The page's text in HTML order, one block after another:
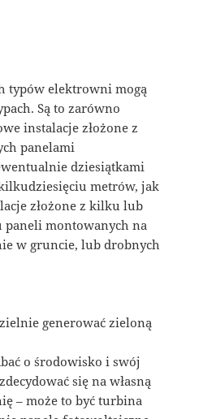
typów elektrowni mogą
Są to zarówno
instalacje złożone z
panelami
dziesiątkami
metrów, jak
złożone z kilku lub
montowanych na
w gruncie, lub drobnych
generować zieloną
o środowisko i swój
się na własną
– może to być turbina